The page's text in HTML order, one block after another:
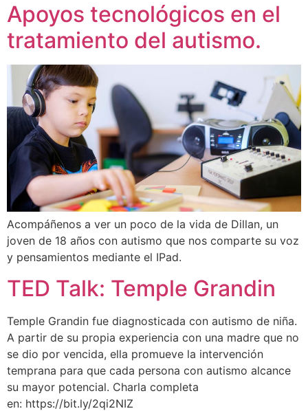
Apoyos tecnológicos en el
tratamiento del autismo.
Acompáñenos a ver un poco de la vida de Dillan, un
joven de 18 años con autismo que nos comparte su voz
y pensamientos mediante el IPad.
TED Talk: Temple Grandin
Temple Grandin fue diagnosticada con autismo de niña.
A partir de su propia experiencia con una madre que no
se dio por vencida, ella promueve la intervención
temprana para que cada persona con autismo alcance
su mayor potencial. Charla completa
en: https://bit.ly/2qi2NIZ